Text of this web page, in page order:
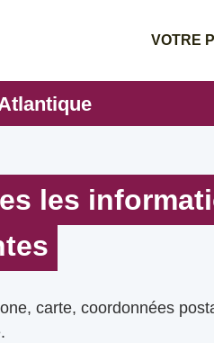
VOTRE
les
carte, coordonnées